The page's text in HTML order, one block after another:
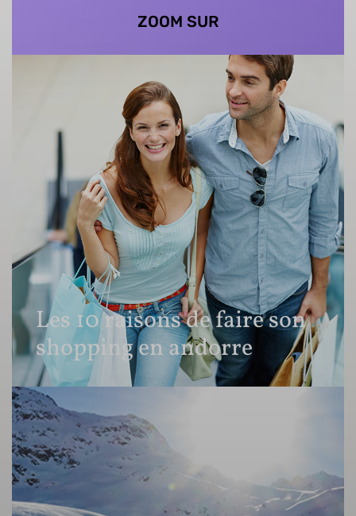
ZOOM SUR
Les 10 raisons de faire son
shopping en andorre